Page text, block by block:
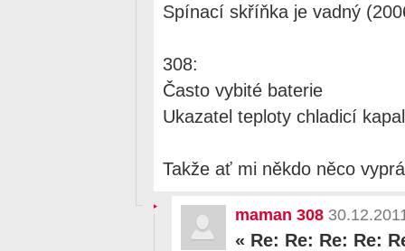
Spínací skříňka je vadný
308:
Často vybité baterie
Ukazatel teploty chladicí
Takže ať mi někdo něco
maman 308
« Re: Re: Re: Re: